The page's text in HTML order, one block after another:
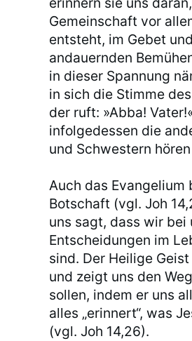
Gemeinschaft vor
entsteht, im Gebet
andauernden
in dieser Spannung
in sich die Stimme
der ruft: »Abba!
infolgedessen die
und Schwestern
Auch das
Botschaft (vgl. Joh
uns sagt, dass wir bei
Entscheidungen im
sind. Der Heilige
und zeigt uns den
sollen, indem er uns
alles „erinnert“, was
(vgl. Joh 14,26).